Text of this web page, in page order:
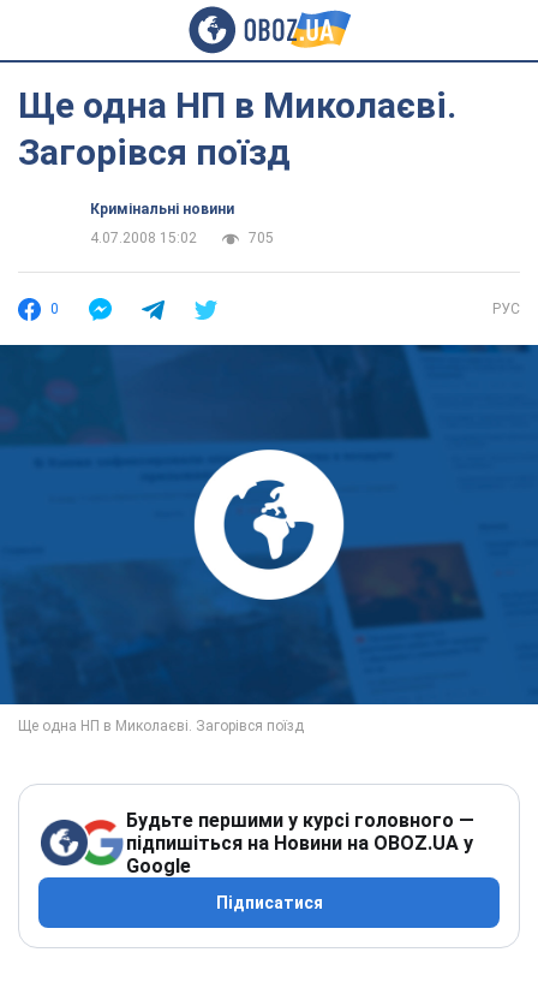
Ще одна НП в Миколаєві.
Загорівся поїзд
Кримінальні новини
4.07.2008 15:02
705
0 РУС
Будьте першими у курсі головного —
підпишіться на Новини на OBOZ.UA у
Google
Підписатися